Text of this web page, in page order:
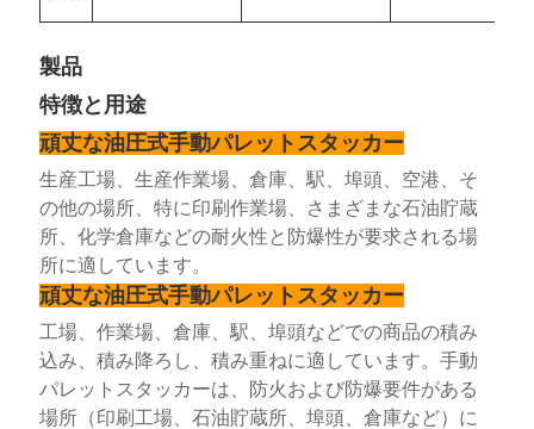
製品
特徴と用途
頑丈な油圧式手動パレットスタッカー
生産工場、生産作業場、倉庫、駅、埠頭、空港、そ
の他の場所、特に印刷作業場、さまざまな石油貯蔵
所、化学倉庫などの耐火性と防爆性が要求される場
所に適しています。
頑丈な油圧式手動パレットスタッカー
工場、作業場、倉庫、駅、埠頭などでの商品の積み
込み、積み降ろし、積み重ねに適しています。手動
パレットスタッカーは、防火および防爆要件がある
場所（印刷工場、石油貯蔵所、埠頭、倉庫など）に